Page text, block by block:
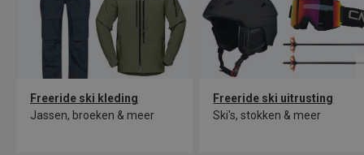
Freeride ski kleding
Jassen, broeken & meer
Freeride ski uitrusting
Ski's, stokken & meer